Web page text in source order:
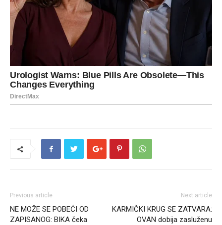
Previous article
NE MOŽE SE POBEĆI OD
ZAPISANOG: BIKA čeka
Next article
KARMIČKI KRUG SE ZATVARA:
OVAN dobija zasluženu